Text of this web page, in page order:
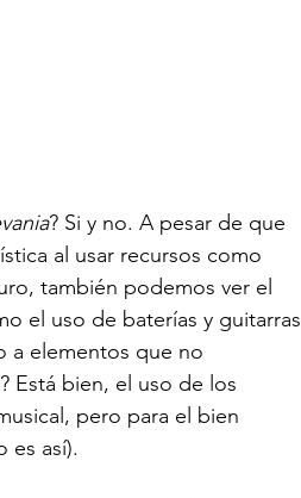
? Si y no. A pesar de que
al usar recursos como
también podemos ver el
el uso de baterías y guitarras
a elementos que no
Está bien, el uso de los
pero para el bien
es así).